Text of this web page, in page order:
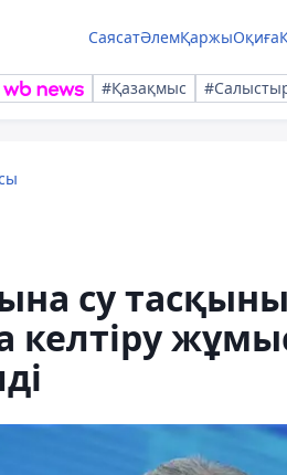
СаясатӘлемҚаржыОқиға
#Қазақмыс
су